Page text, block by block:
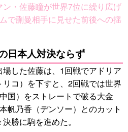
・佐藤瞳が世界7位に繰り広げ
で蒯曼相手に見せた前後への揺
日本人対決ならず
した佐藤は、1回戦でアドリア
コ）を下すと、2回戦では世界
国）をストレートで破る大金
帆乃香（デンソー）とのカット
勝に駒を進めた。